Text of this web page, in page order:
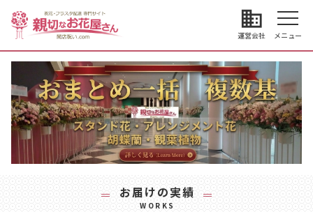
business
運営会社 メニュー
お届けの実績
WORKS